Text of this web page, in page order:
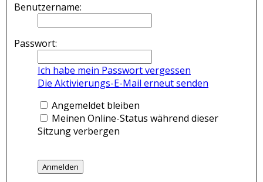
Benutzername:
Passwort:
Ich habe mein Passwort vergessen
Die Aktivierungs-E-Mail erneut senden
Angemeldet bleiben
Meinen Online-Status während dieser
Sitzung verbergen